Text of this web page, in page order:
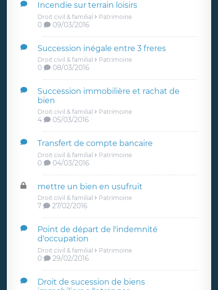
Incendie sur terrain loisirs
Droit civil & familial Patrimoine
0 09/03/2016
Succession inégale entre 3 freres
Droit civil & familial Patrimoine
0 08/03/2016
Succession immobilière et rachat de
bien
Droit civil & familial Patrimoine
4 05/03/2016
Transfert de compte bancaire
Droit civil & familial Patrimoine
0 04/03/2016
mettre un bien en usufruit
Droit civil & familial Patrimoine
7 27/02/2016
Point de départ de l'indemnité
d'occupation
Droit civil & familial Patrimoine
0 29/02/2016
Droit de sucession de biens